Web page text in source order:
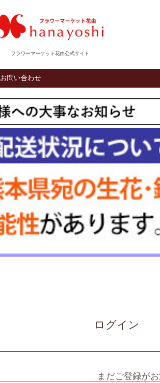
フラワーマーケット花由公式サイト
お問い合わせ
ログイン
まだご登録が